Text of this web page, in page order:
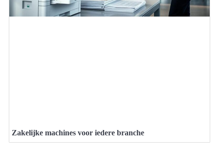
Zakelijke machines voor iedere branche